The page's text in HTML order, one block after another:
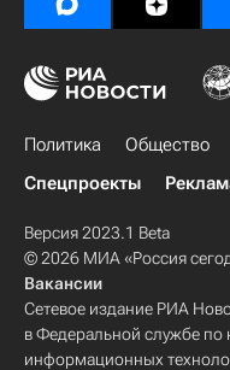
Политика Общество
Спецпроекты
Версия 2023.1 Beta
© 2026 МИА «Россия
Вакансии
Сетевое издание РИА
в Федеральной службе по
информационных